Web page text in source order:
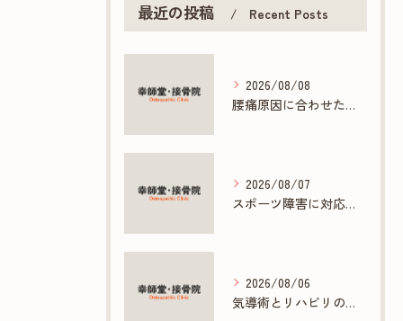
最近の投稿 Recent Posts
2026/08/08
腰痛原因に合わせた接骨院の根本ケア方法
2026/08/07
スポーツ障害に対応する接骨院の専門施術とは
2026/08/06
気導術とリハビリの連携で促す早期回復法